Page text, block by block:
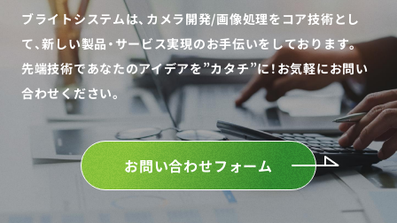
ブライトシステムは、カメラ開発/画像処理をコア技術とし
て、新しい製品・サービス実現のお手伝いをしております。
先端技術であなたのアイデアを”カタチ”に！ お気軽にお問い
合わせください。
お問い合わせフォーム